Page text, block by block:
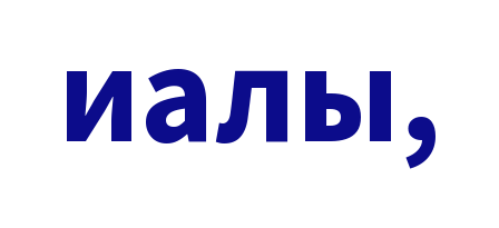
иалы,